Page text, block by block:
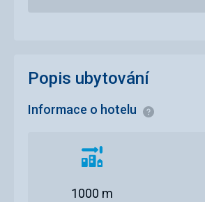
Popis ubytování
Informace o hotelu Informace
Vzdálenost
centra
1000 m